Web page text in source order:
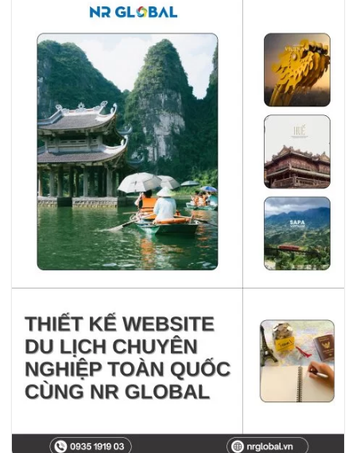
phong cung cấp dịch vụ thiết kế website chụp ảnh toàn quốc
dùng xuất sắc.…